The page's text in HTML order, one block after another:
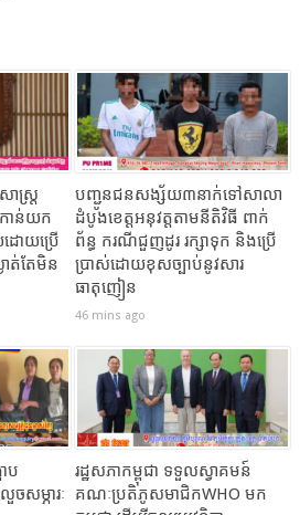
ស្ត្រ
ាន់យក
ោយប្រើ
ាត់តែមិន
បញ្ជូនជនសង្ស័យ៣នាក់ទៅសាលា
ដំបូងខេត្តឣនុវត្តតាមនីតិវិធី ពាក់
ព័ន្ធ ករណីជួញដូរ រក្សាទុក និងប្រើ
ប្រាស់ដោយខុសច្បាប់នូវសារ
ធាតុញៀន
46 mins ago
ប
ចសម្ភារៈ
រដ្ឋសភាកម្ពុជា ទទួលស្វាគមន៍
គណៈប្រតិភូសមាជិកWHO មក